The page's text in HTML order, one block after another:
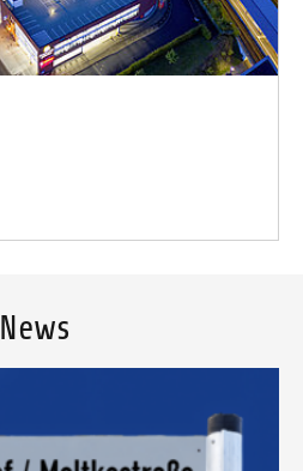
News